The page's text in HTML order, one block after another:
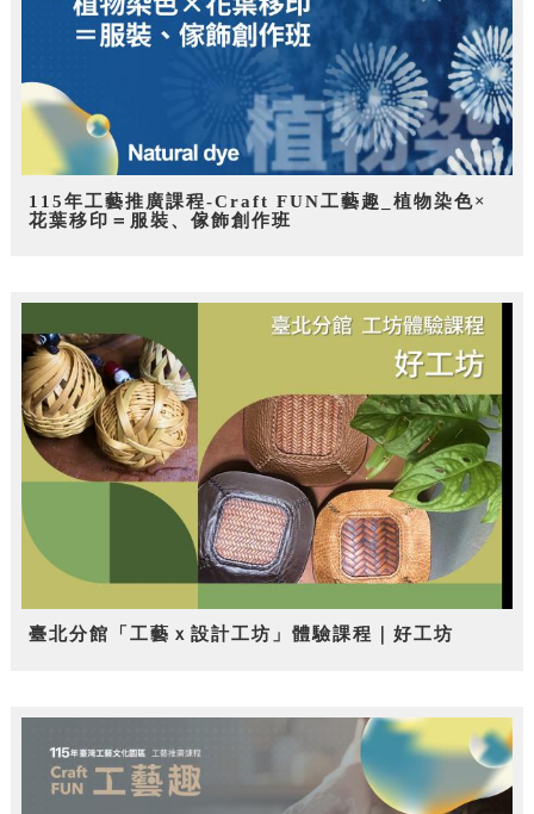
115年工藝推廣課程-Craft FUN工藝趣_植物染色×
花葉移印＝服裝、傢飾創作班
臺北分館「工藝ｘ設計工坊」體驗課程｜好工坊